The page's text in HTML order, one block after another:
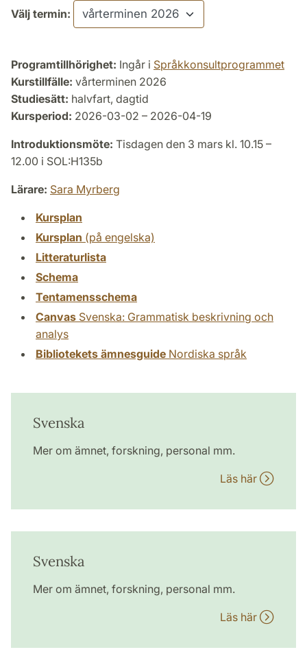
Välj termin:
Programtillhörighet: Ingår i Språkkonsultprogrammet
Kurstillfälle: vårterminen 2026
Studiesätt: halvfart, dagtid
Kursperiod: 2026-03-02 – 2026-04-19
Introduktionsmöte: Tisdagen den 3 mars kl. 10.15 –
12.00 i SOL:H135b
Lärare: Sara Myrberg
Kursplan
Kursplan (på engelska)
Litteraturlista
Schema
Tentamensschema
Canvas Svenska: Grammatisk beskrivning och
analys
Bibliotekets ämnesguide Nordiska språk
Svenska
Mer om ämnet, forskning, personal mm.
Läs här
Svenska
Mer om ämnet, forskning, personal mm.
Läs här